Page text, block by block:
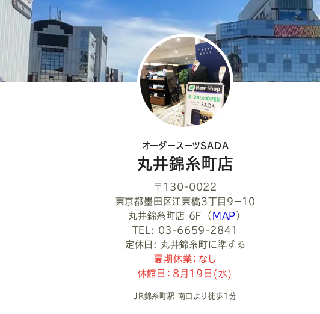
て
く
だ
さ
オーダースーツSADA
丸井錦糸町店
〒130-0022
東京都墨田区江東橋３丁目９−１０
丸井錦糸町店 6Ｆ
（ MAP ）
TEL: 03-6659-2841
定休日: 丸井錦糸町に準ずる
夏期休業：なし
休館日：8月19日(水)
JR錦糸町駅 南口より徒歩1分